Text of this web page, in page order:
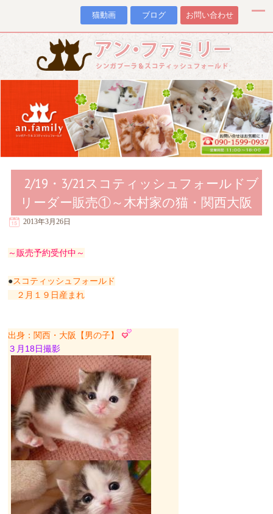
猫動画 ブログ お問い合わせ
2/19・3/21スコティッシュフォールドブ
リーダー販売①～木村家の猫・関西大阪
2013年3月26日
～販売予約受付中～
●スコティッシュフォールド
２月１９日産まれ
出身：関西・大阪【男の子】
３月18日撮影